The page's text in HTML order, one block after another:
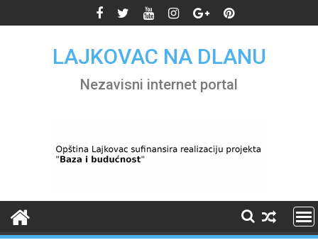
to
LAJKOVAC NA DLANU
Nezavisni internet portal